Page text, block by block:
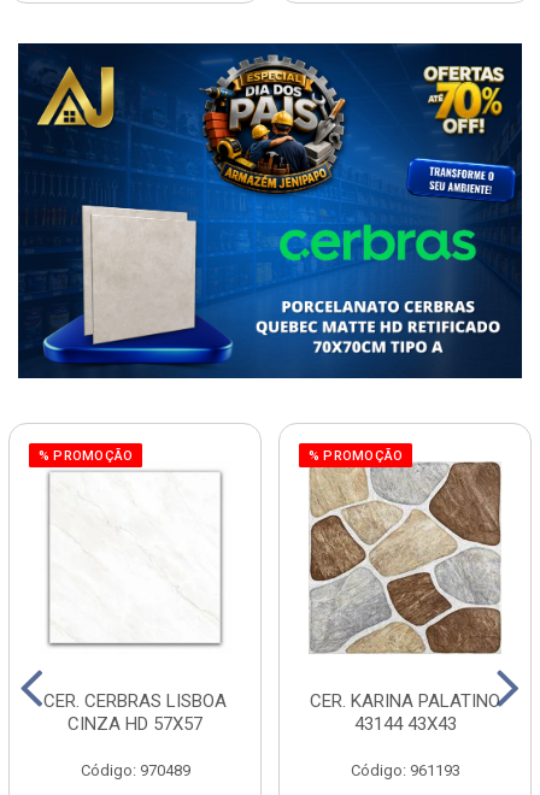
% PROMOÇÃO
CER. CERBRAS LISBOA
CINZA HD 57X57
Código: 970489
% PROMOÇÃO
CER. KARINA PALATINO
43144 43X43
Código: 961193